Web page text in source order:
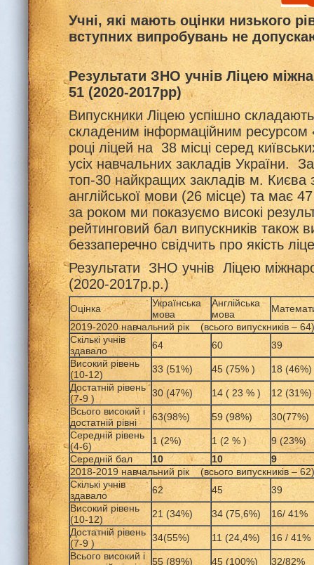
Учні, які мають оцінки низького
вступних випробувань не
Результати ЗНОучнівЛіцею
51 (2020-2017рр)
Випускники Ліцею успішно
складеним інформаційним
році ліцей на 38 місці серед
усіх навчальних закладів України.
топ-30 найкращих закладів м. Києва
англійської мови (26 місце) та має 47
за роком ми показуємо високі
рейтинговий бал випускників також
беззаперечно свідчить про якість
Результати ЗНО учнів Ліцею
(2020-2017р.р.)
Оцінка
Українська
мова
Англійська
мова
2019-2020 навчальний рік (всього випускників – 64)
Скількі учнів
здавало
64 60
39
Високий рівень
(10-12)
33 (51%) 45 (75% )
18 (46%)
Достатній рівень
(7-9 )
30 (47%) 14 ( 23 % )
12 (31%)
Всього високий і
достатній рівні
63(98%) 59 (98%)
30(77%)
Середній рівень
(4-6)
1 (2%) 1 (2 % )
9 (23%)
Середній бал
10 10
9
2018-2019 навчальний рік (всього випускників – 62)
Скількі учнів
здавало
62 45
39
Високий рівень
(10-12)
21 (34%) 34 (75,6%)
16/ 41%
Достатній рівень
(7-9 )
34(55%) 11 (24,4%)
16 / 41%
Всього високий і
55 (89%) 45 (100%)
32/82%